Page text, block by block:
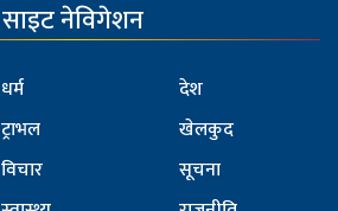
साइट नेविगेशन
धर्म
ट्राभल
विचार
देश
खेलकुद
सूचना